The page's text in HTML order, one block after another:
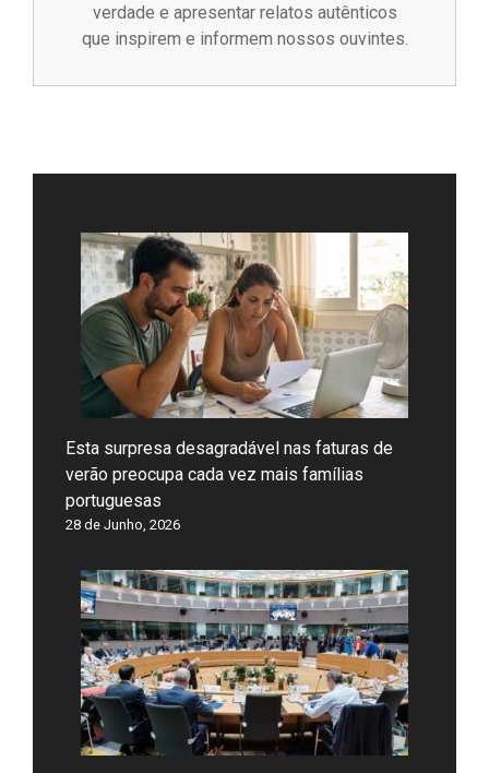
verdade e apresentar relatos autênticos
que inspirem e informem nossos ouvintes.
Esta surpresa desagradável nas faturas de
verão preocupa cada vez mais famílias
portuguesas
28 de Junho, 2026